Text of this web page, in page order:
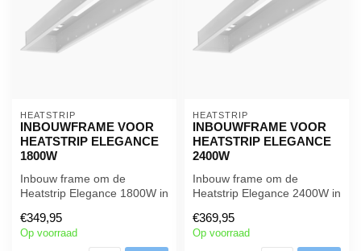
HEATSTRIP
INBOUWFRAME VOOR
HEATSTRIP ELEGANCE
1800W
Inbouw frame om de
Heatstrip Elegance 1800W in
€349,95
Op voorraad
HEATSTRIP
INBOUWFRAME VOOR
HEATSTRIP ELEGANCE
2400W
Inbouw frame om de
Heatstrip Elegance 2400W in
€369,95
Op voorraad